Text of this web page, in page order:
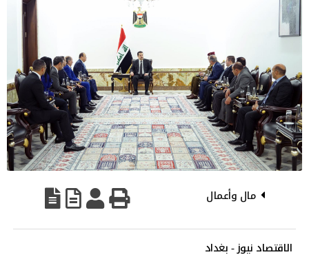
مال وأعمال
الاقتصاد نيوز - بغداد